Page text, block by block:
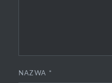
NAZWA *